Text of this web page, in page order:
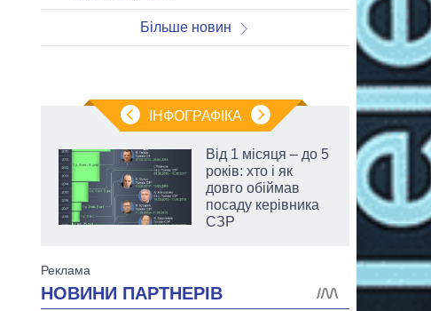
Більше новин
ІНФОГРАФІКА
Від 1 місяця – до 5
років: хто і як
довго обіймав
посаду керівника
СЗР